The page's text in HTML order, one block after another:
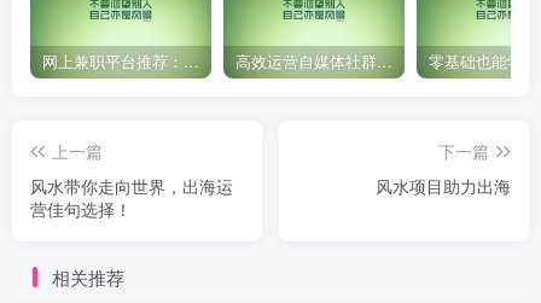
网上兼职平台推荐：国外网赚任务！ 高效运营自媒体社群，让内容更有价值！
上一篇
风水带你走向世界，出海运
营佳句选择！
下一篇
风水项目助力出海
相关推荐